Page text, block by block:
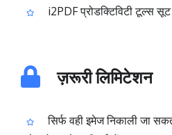
i2PDF प्रोडक्टिविटी टूल्स
ज़रूरी लिमिटेशन
सिर्फ वही इमेज निकाली जा